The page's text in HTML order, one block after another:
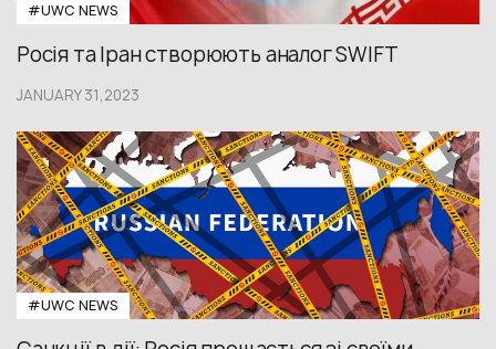
#UWС NEWS
Росія та Іран створюють аналог SWIFT
JANUARY 31,2023
#UWС NEWS